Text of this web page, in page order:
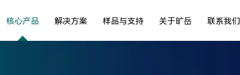
核心产品 解决方案 样品与支持 关于旷岳 联系我们